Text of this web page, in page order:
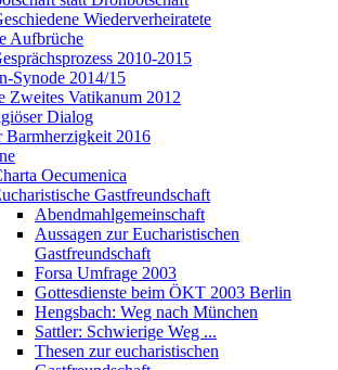
Wiederverheiratete
Aufbrüche
2010-2015
Synode 2014/15
Zweites Vatikanum 2012
Dialog
Barmherzigkeit 2016
Oecumenica
Gastfreundschaft
Abendmahlgemeinschaft
Aussagen zur Eucharistischen
Gastfreundschaft
Forsa Umfrage 2003
Gottesdienste beim ÖKT 2003 Berlin
Hengsbach: Weg nach München
Sattler: Schwierige Weg ...
Thesen zur eucharistischen